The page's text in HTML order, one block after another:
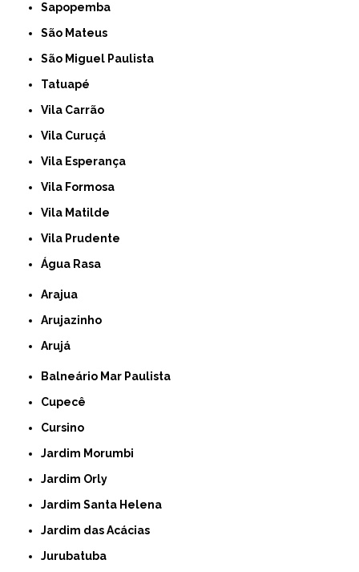
Sapopemba
São Mateus
São Miguel Paulista
Tatuapé
Vila Carrão
Vila Curuçá
Vila Esperança
Vila Formosa
Vila Matilde
Vila Prudente
Água Rasa
Arajua
Arujazinho
Arujá
Balneário Mar Paulista
Cupecê
Cursino
Jardim Morumbi
Jardim Orly
Jardim Santa Helena
Jardim das Acácias
Jurubatuba